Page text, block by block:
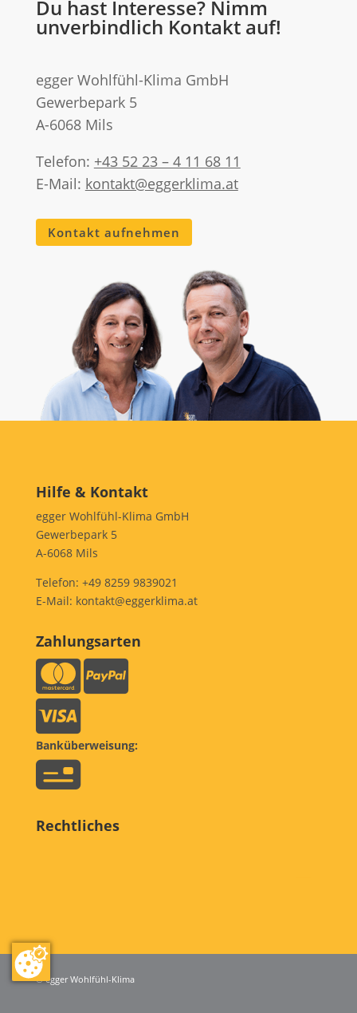
Du hast Interesse? Nimm
unverbindlich Kontakt auf!
egger Wohlfühl-Klima GmbH
Gewerbepark 5
A-6068 Mils
Telefon: +43 52 23 – 4 11 68 11
E-Mail: kontakt@eggerklima.at
Kontakt aufnehmen
Hilfe & Kontakt
egger Wohlfühl-Klima GmbH
Gewerbepark 5
A-6068 Mils
Telefon: +49 8259 9839021
E-Mail: kontakt@eggerklima.at
Zahlungsarten
Banküberweisung:
Rechtliches
© egger Wohlfühl-Klima